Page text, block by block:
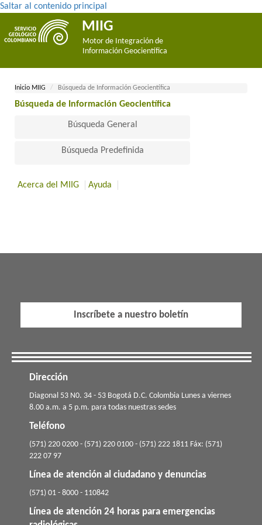
Saltar al contenido principal
MIIG
Motor de Integración de
Información Geocientífica
Inicio MII​​​G Búsqueda de Información Geocientífica
Búsqueda de Información Geocientífica​
Búsqueda General
Búsqueda Predefinida
Acerca del MIIG Ayuda
Inscríbete a nuestro boletín
Dirección
​​​Diagonal 53 N0. 34 - 53 Bogotá D.C. Colombia Lunes a viernes
8.00 a.m. a 5 p.m. para todas nuestras sedes
Teléfono
(571) 220 0200 - (571) 220 0100 - (571) 222 1811 Fáx: (571)
222 07 97
Línea de atención al ciudadano y denuncias
(571) 01 - 8000 - 110842
Línea de atención 24 horas para emergencias